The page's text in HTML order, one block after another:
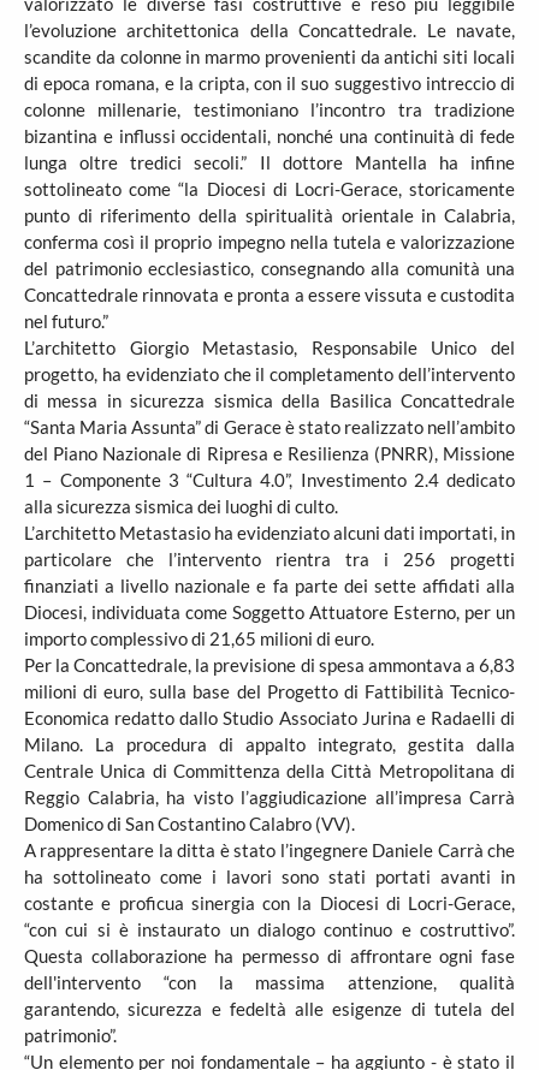
l’evoluzione architettonica della Concattedrale. Le navate,
scandite da colonne in marmo provenienti da antichi siti locali
di epoca romana, e la cripta, con il suo suggestivo intreccio di
colonne millenarie, testimoniano l’incontro tra tradizione
bizantina e influssi occidentali, nonché una continuità di fede
lunga oltre tredici secoli.” Il dottore Mantella ha infine
sottolineato come “la Diocesi di Locri-Gerace, storicamente
punto di riferimento della spiritualità orientale in Calabria,
conferma così il proprio impegno nella tutela e valorizzazione
del patrimonio ecclesiastico, consegnando alla comunità una
Concattedrale rinnovata e pronta a essere vissuta e custodita
nel futuro.”
L’architetto Giorgio Metastasio, Responsabile Unico del
progetto, ha evidenziato che il completamento dell’intervento
di messa in sicurezza sismica della Basilica Concattedrale
“Santa Maria Assunta” di Gerace è stato realizzato nell’ambito
del Piano Nazionale di Ripresa e Resilienza (PNRR), Missione
1 – Componente 3 “Cultura 4.0”, Investimento 2.4 dedicato
alla sicurezza sismica dei luoghi di culto.
L’architetto Metastasio ha evidenziato alcuni dati importati, in
particolare che l’intervento rientra tra i 256 progetti
finanziati a livello nazionale e fa parte dei sette affidati alla
Diocesi, individuata come Soggetto Attuatore Esterno, per un
importo complessivo di 21,65 milioni di euro.
Per la Concattedrale, la previsione di spesa ammontava a 6,83
milioni di euro, sulla base del Progetto di Fattibilità Tecnico-
Economica redatto dallo Studio Associato Jurina e Radaelli di
Milano. La procedura di appalto integrato, gestita dalla
Centrale Unica di Committenza della Città Metropolitana di
Reggio Calabria, ha visto l’aggiudicazione all’impresa Carrà
Domenico di San Costantino Calabro (VV).
A rappresentare la ditta è stato l’ingegnere Daniele Carrà che
ha sottolineato come i lavori sono stati portati avanti in
costante e proficua sinergia con la Diocesi di Locri-Gerace,
“con cui si è instaurato un dialogo continuo e costruttivo”.
Questa collaborazione ha permesso di affrontare ogni fase
dell'intervento “con la massima attenzione, qualità
garantendo, sicurezza e fedeltà alle esigenze di tutela del
patrimonio”.
“Un elemento per noi fondamentale – ha aggiunto - è stato il